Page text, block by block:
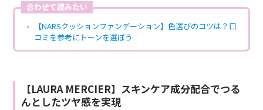
合わせて読みたい
【NARSクッションファンデーション】色選びのコツは？口
コミを参考にトーンを選ぼう
【LAURA MERCIER】スキンケア成分配合でつる
んとしたツヤ感を実現